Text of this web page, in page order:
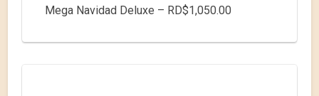
Mega Navidad Deluxe – RD$1,050.00